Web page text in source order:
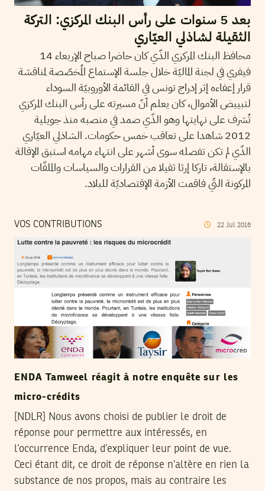
بعد 5 سنوات على رأس البنك المركزي: التركة
الثقيلة لشاذلي العيّاري
محافظ البنك المركزي الذّي كان حاضرا صباح الإربعاء 14
فيفري في لجنة الماليّة خلال جلسة الإستماع المُخصّصة لمناقشة
قرار إعفاءه إثر إدراج تونس في القائمة الأوروبيّة السوداء
لتبييض الأموال، كان يعلم أنّ مسيرته على رأس البنك المركزي
تُشرف على نهايتها وهو الذّي صمد في منصبه منذ جويلية
2012 شاهدا على تعاقب خمس حكومات. الشاذلي العيّاري
الذّي لم تكن تفصله سوى أشهر على انتهاء مهامه استبق الإقالة
بالإستقالة، تاركا إرثا ثقيلا من القرارات والسياسات والملفّات
المركونة التّي فاقمت الأزمة الإقتصاديّة للبلاد.
VOS CONTRIBUTIONS 22 Jul 2016
ENDA Tamweel réagit à notre enquête sur les
micro-crédits
[NDLR] Nous avons choisi de publier le droit de
réponse pour permettre aux intéressés, en
l’occurrence Enda, d’expliquer leur point de vue.
Ceci étant dit, ce droit de réponse n’altère en rien la
substance de nos propos, mais au contraire les